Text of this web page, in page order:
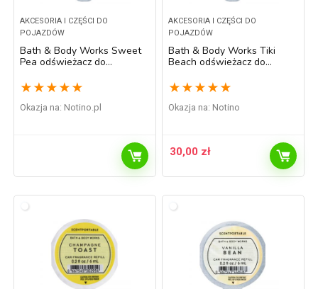
AKCESORIA I CZĘŚCI DO
POJAZDÓW
Bath & Body Works Sweet
Pea odświeżacz do
★ ★ ★ ★ ★
Okazja na: notino.pl
AKCESORIA I CZĘŚCI DO
POJAZDÓW
Bath & Body Works Tiki
Beach odświeżacz do
★ ★ ★ ★ ★
Okazja na: Notino
30,00 zł